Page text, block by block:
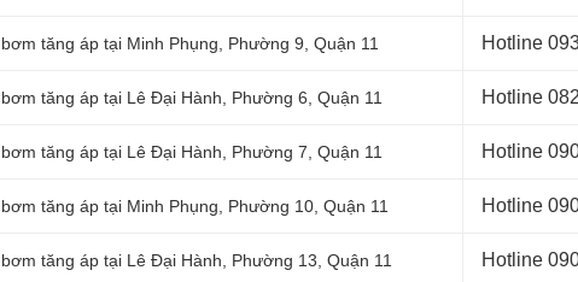
tăng áp tại Minh Phụng, Phường 9, Quận 11 Hotline 0
tăng áp tại Lê Đại Hành, Phường 6, Quận 11 Hotline 0
tăng áp tại Lê Đại Hành, Phường 7, Quận 11 Hotline 0
tăng áp tại Minh Phụng, Phường 10, Quận 11 Hotline 0
tăng áp tại Lê Đại Hành, Phường 13, Quận 11 Hotline 0